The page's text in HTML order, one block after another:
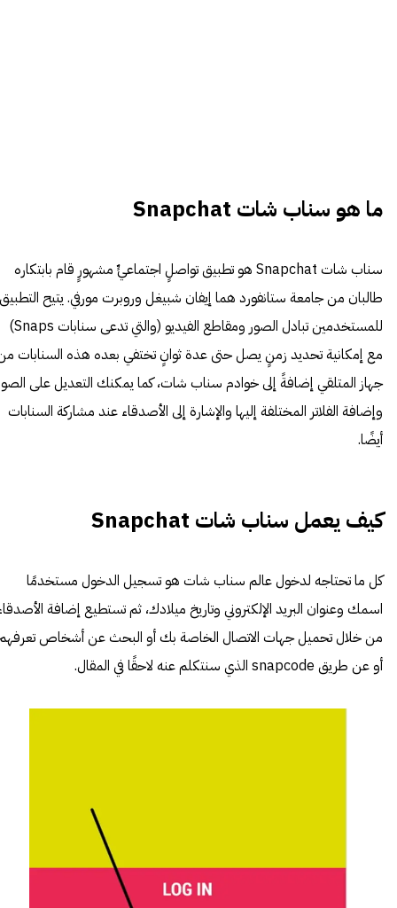
ما هو سناب شات Snapchat
سناب شات Snapchat هو تطبيق تواصلٍ اجتماعيٍّ مشهورٍ قام بابتكاره
طالبان من جامعة ستانفورد هما إيفان شبيغل وروبرت مورفي. يتيح التطبيق
للمستخدمين تبادل الصور ومقاطع الفيديو (والتي تدعى سنابات Snaps)
مع إمكانية تحديد زمنٍ يصل حتى عدة ثوانٍ تختفي بعده هذه السنابات
جهاز المتلقي إضافةً إلى خوادم سناب شات، كما يمكنك التعديل على
وإضافة الفلاتر المختلفة إليها والإشارة إلى الأصدقاء عند مشاركة السنابات
أيضًا.
كيف يعمل سناب شات Snapchat
كل ما تحتاجه لدخول عالم سناب شات هو تسجيل الدخول مستخدمًا
اسمك وعنوان البريد الإلكتروني وتاريخ ميلادك، ثم تستطيع إضافة
من خلال تحميل جهات الاتصال الخاصة بك أو البحث عن أشخاص
أو عن طريق snapcode الذي سنتكلم عنه لاحقًا في المقال.